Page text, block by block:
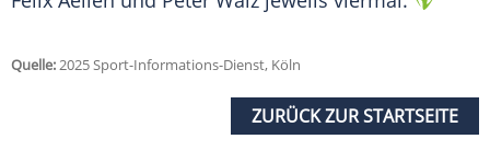
Quelle:2025 Sport-Informations-Dienst, Köln
ZURÜCK ZUR STARTSEITE